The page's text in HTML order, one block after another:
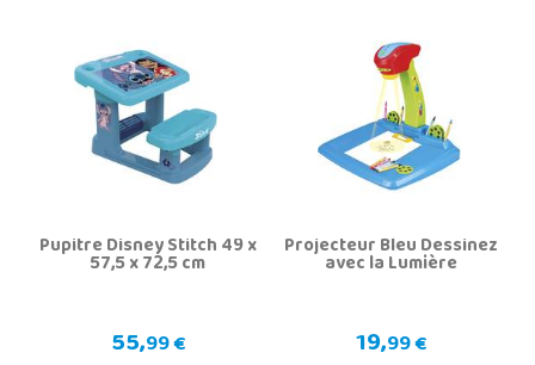
Pupitre Disney Stitch 49 x
57,5 x 72,5 cm
55,99 €
Projecteur Bleu Dessinez
avec la Lumière
19,99 €